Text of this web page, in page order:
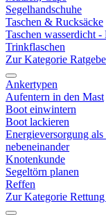
Segelhandschuhe
Taschen & Rucksäcke
Taschen wasserdicht
Trinkflaschen
Zur Kategorie
Ankertypen
Aufentern in den Mast
Boot einwintern
Boot lackieren
Energieversorgung
nebeneinander
Knotenkunde
Segeltörn planen
Reffen
Zur Kategorie